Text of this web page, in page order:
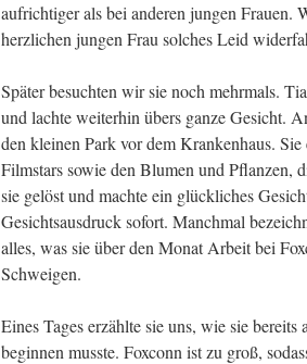
aufrichtiger als bei anderen jungen Frauen.
herzlichen jungen Frau solches Leid
Später besuchten wir sie noch mehrmals.
und lachte weiterhin übers ganze Gesicht.
den kleinen Park vor dem Krankenhaus.
Filmstars sowie den Blumen und Pflanzen,
sie gelöst und machte ein glückliches
Gesichtsausdruck sofort. Manchmal
alles, was sie über den Monat Arbeit bei
Schweigen.
Eines Tages erzählte sie uns, wie sie
beginnen musste. Foxconn ist zu groß,